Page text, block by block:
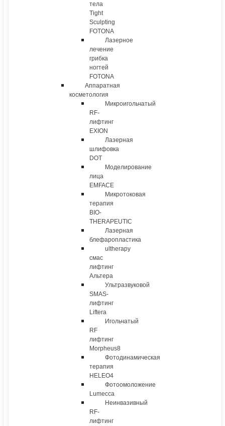
тела
Tight
Sculpting
FOTONA
Лазерное
лечение
грибка
ногтей
FOTONA
Аппаратная
косметология
Микроигольчатый
RF-
лифтинг
EXION
Лазерная
шлифовка
DOT
Моделирование
лица
EMFACE
Микротоковая
терапия
BIO-
THERAPEUTIC
Лазерная
блефаропластика
ultherapy
смас
лифтинг
Альтера
Ультразвуковой
SMAS-
лифтинг
Liftera
Игольчатый
RF
лифтинг
Morpheus8
Фотодинамическая
терапия
HELEO4
Фотоомоложение
Lumecca
Неинвазивный
RF-
лифтинг